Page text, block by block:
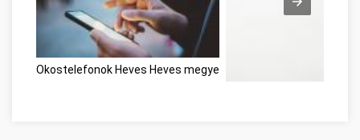
Okostelefonok Heves Heves megye